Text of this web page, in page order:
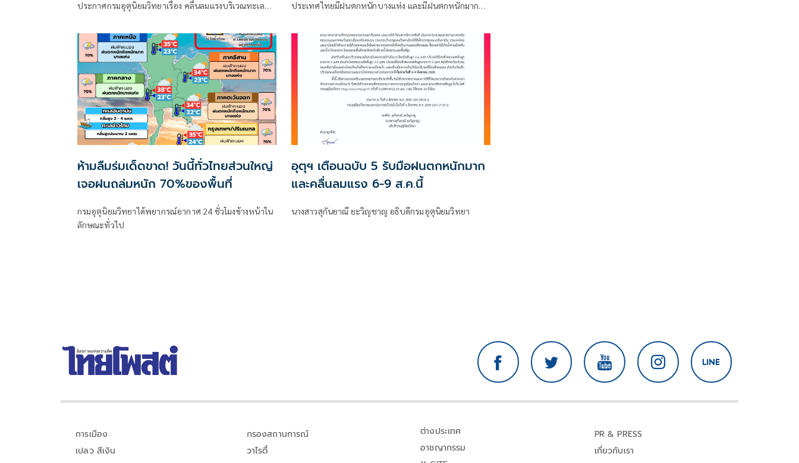
ประกาศกรมอุตุนิยมวิทยาเรื่อง คลื่นลมแรงบริเวณทะเล
หนักมากบริเวณประเทศไทย
ประเทศไทยมีฝนตกหนักบางแห่ง และมีฝนตกหนักมาก
ตะวันออก
ห้ามลืมร่มเด็ดขาด! วันนี้ทั่วไทยส่วนใหญ่
เจอฝนถล่มหนัก 70%ของพื้นที่
กรมอุตุนิยมวิทยาได้พยากรณ์อากาศ 24 ชั่วโมงข้างหน้าใน
ลักษณะทั่วไป
อุตุฯ เตือนฉบับ 5 รับมือฝนตกหนักมาก
และคลื่นลมแรง 6-9 ส.ค.นี้
นางสาวสุกันยาณี ยะวิญชาญ อธิบดีกรมอุตุนิยมวิทยา
การเมือง
เปลว สีเงิน
กรองสถานการณ์
วาไรตี้
ต่างประเทศ
อาชญากรรม
PR & PRESS
เกี่ยวกับเรา